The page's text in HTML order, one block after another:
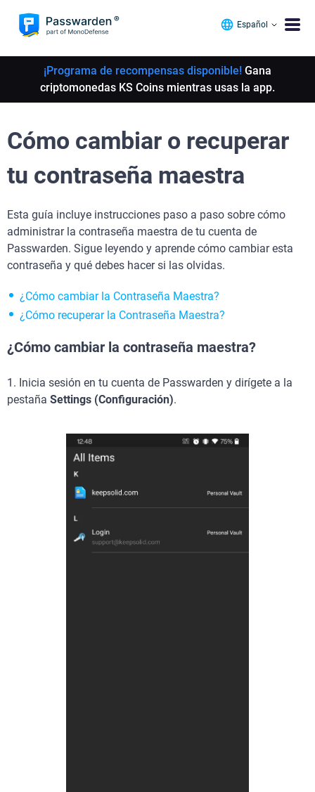
Español
¡Programa de recompensas disponible! Gana
criptomonedas KS Coins mientras usas la app.
Cómo cambiar o recuperar
tu contraseña maestra
Esta guía incluye instrucciones paso a paso sobre cómo
administrar la contraseña maestra de tu cuenta de
Passwarden. Sigue leyendo y aprende cómo cambiar esta
contraseña y qué debes hacer si las olvidas.
¿Cómo cambiar la Contraseña Maestra?
¿Cómo recuperar la Contraseña Maestra?
¿Cómo cambiar la contraseña maestra?
1. Inicia sesión en tu cuenta de Passwarden y dirígete a la
pestaña Settings (Configuración).